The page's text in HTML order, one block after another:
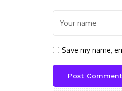
Save my name,